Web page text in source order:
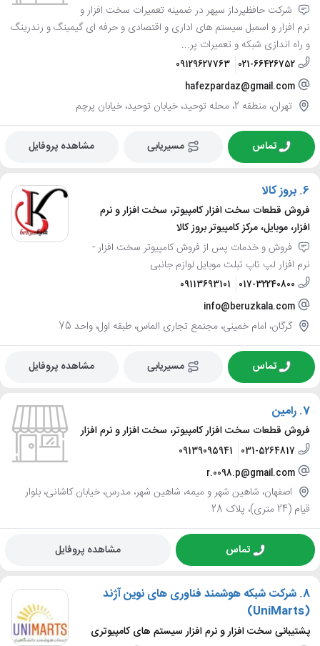
شرکت حافظپرداز سپهر در ضمینه تعمیرات سخت افزار و
نرم افزار و اسمبل سیستم های اداری و اقتصادی و حرفه ای گیمینگ و رندرینگ
و راه اندازی شبکه و تعمیرات پر...
021-66426752
09129627763
hafezpardaz@gmail.com
تهران، منطقه 2، محله توحید، خیابان توحید، خیابان پرچم
تماس مسیریابی مشاهده پروفایل
6. بروز کالا
فروش قطعات سخت افزار کامپیوتر، سخت افزار و نرم
افزار، موبایل، مرکز کامپیوتر بروز کالا
فروش و خدمات پس از فروش کامپیوتر سخت افزار -
نرم افزار لپ تاپ تبلت موبایل لوازم جانبی
017-32240800
09113693101
info@beruzkala.com
گرگان، امام خمینی، مجتمع تجاری الماس، طبقه اول، واحد 75
تماس مسیریابی مشاهده پروفایل
7. رامین
فروش قطعات سخت افزار کامپیوتر، سخت افزار و نرم افزار
031-5264817
09139095941
r.0098.p@gmail.com
اصفهان، شاهین شهر و میمه، شاهین شهر، مدرس، خیابان کاشانی، بلوار
قیام (24 متری)، پلاک 28
تماس مشاهده پروفایل
8. شرکت شبکه هوشمند فناوری های نوین آژند
(UniMarts)
پشتیبانی سخت افزار و نرم افزار سیستم های کامپیوتری